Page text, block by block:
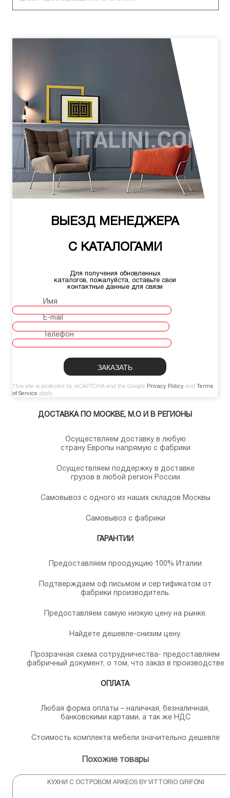
ВЫЕЗД МЕНЕДЖЕРА
С КАТАЛОГАМИ
Для получения обновленных
каталогов, пожалуйста, оставьте свои
контактные данные для связи
Имя
E-mail
Телефон
This site is protected by reCAPTCHA and the Google Privacy Policy and
Terms
of Service apply.
ДОСТАВКА ПО МОСКВЕ, М.О И В РЕГИОНЫ
Осуществляем доставку в любую
страну Европы напрямую с фабрики
Осуществляем поддержку в доставке
грузов в любой регион России
Самовывоз с одного из наших складов Москвы
Самовывоз с фабрики
ГАРАНТИИ
Предоставляем проодукцию 100% Италии
Подтверждаем оф.письмом и сертификатом от
фабрики производитель.
Предоставляем самую низкую цену на рынке.
Найдете дешевле-снизим цену.
Прозрачная схема сотрудничества- предоставляем
фабричный документ, о том, что заказ в производстве
ОПЛАТА
Любая форма оплаты – наличная, безналичная,
банковскими картами, а так же НДС
Стоимость комплекта мебели значительно дешевле
Похожие товары
КУХНИ С ОСТРОВОМ ARKEOS BY VITTORIO GRIFONI